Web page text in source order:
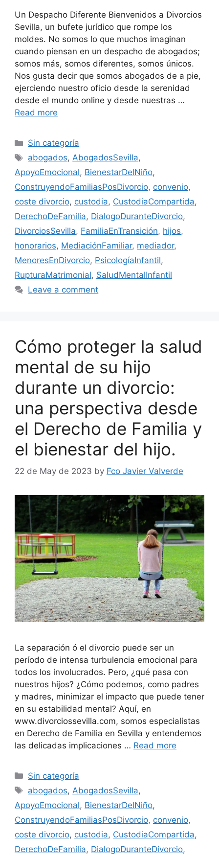
Un Despacho Diferente Bienvenidos a Divorcios
Sevilla, un bufete jurídico que rompe los
moldes. No somos lo que muchos imaginan
cuando piensan en un despacho de abogados;
somos más, somos diferentes, somos únicos.
Nos gusta decir que somos abogados de a pie,
ejerciendo nuestro oficio desde la serenidad
desde el mundo online y desde nuestras …
Read more
Categories
Sin categoría
Tags
abogados,AbogadosSevilla,
ApoyoEmocional, BienestarDelNiño,
ConstruyendoFamiliasPosDivorcio, convenio,
coste divorcio, custodia, CustodiaCompartida,
DerechoDeFamilia, DialogoDuranteDivorcio,
DivorciosSevilla, FamiliaEnTransición, hijos,
honorarios, MediaciónFamiliar, mediador,
MenoresEnDivorcio, PsicologíaInfantil,
RupturaMatrimonial, SaludMentalInfantil
Leave a comment
Cómo proteger la salud
mental de su hijo
durante un divorcio:
una perspectiva desde
el Derecho de Familia y
el bienestar del hijo.
22 de May de 2023 by Fco Javier Valverde
La separación ó el divorcio puede ser un
período de intensa turbulencia emocional para
todos los involucrados. Pero, ¿qué pasa con
nuestros hijos? ¿Cómo podemos, como padres
y madres, minimizar el impacto que puede tener
en su estabilidad mental? Aquí, en
www.divorciossevilla.com, somos especialistas
en Derecho de Familia en Sevilla y entendemos
las delicadas implicaciones … Read more
Categories
Sin categoría
Tags
abogados, AbogadosSevilla,
ApoyoEmocional, BienestarDelNiño,
ConstruyendoFamiliasPosDivorcio, convenio,
coste divorcio, custodia, CustodiaCompartida,
DerechoDeFamilia, DialogoDuranteDivorcio,